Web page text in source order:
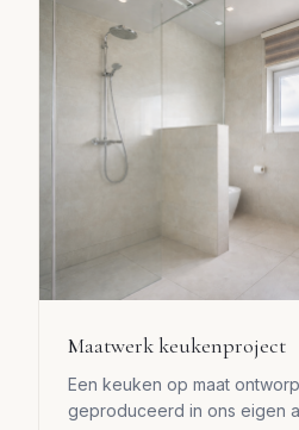
Maatwerk keukenproject
Een keuken op maat
geproduceerd in ons eigen